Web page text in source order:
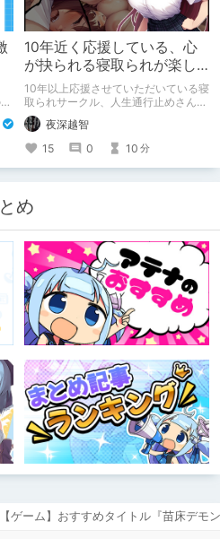
10年近く応援している、心
が抉られる寝取られが楽し
めるサークル
10年以上応援させていただいている寝
取られサークル、人生通行止めさんの
新作がとても良かったので、新作を中
心に、このサークルのゲームを紹介し
たくて、記事を書かせていただく。
キミノオモイからずっと好きな熱心な
ファンとしての記事にどうか、お付き
微修正）
夜深越智
15
0 10 分
め
【ゲーム】おすすめタイトル『苗床デモ